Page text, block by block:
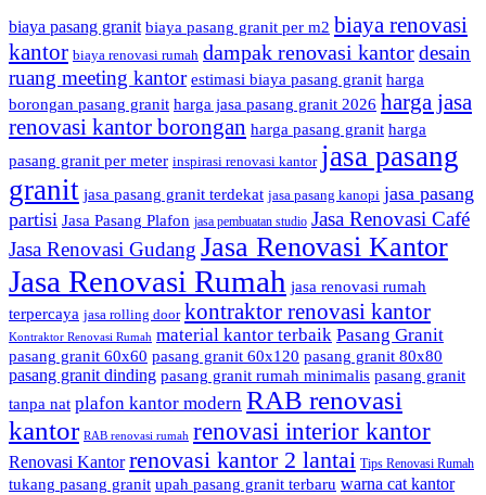
biaya pasang granit biaya pasang granit per m2 biaya renovasi
kantor biaya renovasi rumah dampak renovasi kantordesain
ruang meeting kantor estimasi biaya pasang granit harga
borongan pasang granit harga jasa pasang granit 2026 harga jasa
renovasi kantor borongan harga pasang granit harga
pasang granit per meter inspirasi renovasi kantor jasa pasang
granit jasa pasang granit terdekat jasa pasang kanopi jasa pasang
partisi Jasa Pasang Plafon jasa pembuatan studio Jasa Renovasi Café
Jasa Renovasi Gudang Jasa Renovasi Kantor
Jasa Renovasi Rumah jasa renovasi rumah
terpercaya jasa rolling door kontraktor renovasi kantor
Kontraktor Renovasi Rumah material kantor terbaik Pasang Granit
pasang granit 60x60 pasang granit 60x120 pasang granit 80x80
pasang granit dinding pasang granit rumah minimalis pasang granit
tanpa nat plafon kantor modern RAB renovasi
kantor RAB renovasi rumah renovasi interior kantor
Renovasi Kantor renovasi kantor 2 lantai Tips Renovasi Rumah
tukang pasang granit upah pasang granit terbaru warna cat kantor